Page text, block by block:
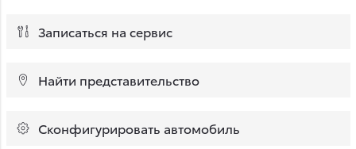
Записаться на сервис
Найти представительство
Сконфигурировать автомобиль